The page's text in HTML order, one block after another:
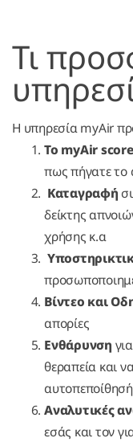
Τι
Η υπηρεσία myAir
Το myAir score
πως πήγατε
Καταγραφή
δείκτης
χρήσης κ.α
Βίντεο και
απορίες
Ενθάρυνση
θεραπεία και
Αναλυτικές
εσάς και τον